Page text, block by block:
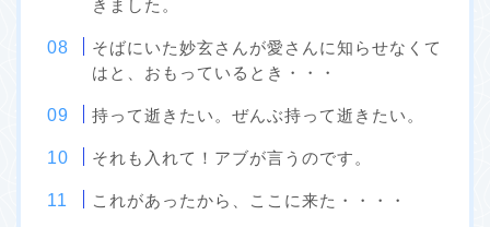
きました。
そばにいた妙玄さんが愛さんに知らせなくて
はと、おもっているとき・・・
持って逝きたい。ぜんぶ持って逝きたい。
それも入れて！アブが言うのです。
これがあったから、ここに来た・・・・